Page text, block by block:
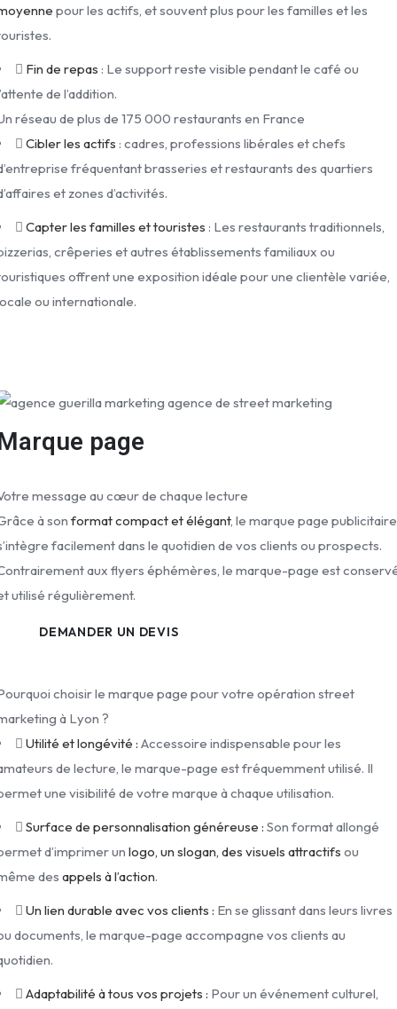
pour les actifs, et souvent plus pour les familles et les
Fin de repas : Le support reste visible pendant le café ou
de l’addition.
réseau de plus de 175 000 restaurants en France
Cibler les actifs : cadres, professions libérales et chefs
fréquentant brasseries et restaurants des quartiers
et zones d’activités.
Capter les familles et touristes : Les restaurants traditionnels,
crêperies et autres établissements familiaux ou
offrent une exposition idéale pour une clientèle variée,
ou internationale.
page
message au cœur de chaque lecture
à sonformat compact et élégant, le marque page publicitaire
facilement dans le quotidien de vos clients ou prospects.
aux flyers éphémères, le marque-page est
utilisé régulièrement.
DEMANDER UN DEVIS
choisir le marque page pour votre opération street
à Lyon ?
Utilité et longévité :Accessoire indispensable pour les
de lecture, le marque-page est fréquemment utilisé. Il
une visibilité de votre marque à chaque utilisation.
Surface de personnalisation généreuse :Son format allongé
d’imprimer unlogo, un slogan, des visuels attractifs ou
desappels à l’action.
Un lien durable avec vos clients : En se glissant dans leurs livres
documents, le marque-page accompagne vos clients au
Adaptabilité à tous vos projets : Pour un événement culturel,